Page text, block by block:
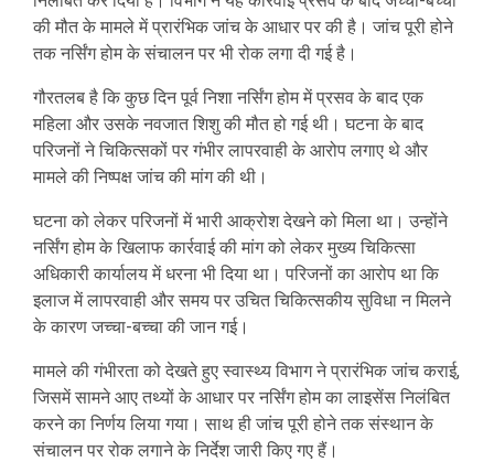
की मौत के मामले में प्रारंभिक जांच के आधार पर की है। जांच पूरी होने
तक नर्सिंग होम के संचालन पर भी रोक लगा दी गई है।
गौरतलब है कि कुछ दिन पूर्व निशा नर्सिंग होम में प्रसव के बाद एक
महिला और उसके नवजात शिशु की मौत हो गई थी। घटना के बाद
परिजनों ने चिकित्सकों पर गंभीर लापरवाही के आरोप लगाए थे और
मामले की निष्पक्ष जांच की मांग की थी।
घटना को लेकर परिजनों में भारी आक्रोश देखने को मिला था। उन्होंने
नर्सिंग होम के खिलाफ कार्रवाई की मांग को लेकर मुख्य चिकित्सा
अधिकारी कार्यालय में धरना भी दिया था। परिजनों का आरोप था कि
इलाज में लापरवाही और समय पर उचित चिकित्सकीय सुविधा न मिलने
के कारण जच्चा-बच्चा की जान गई।
मामले की गंभीरता को देखते हुए स्वास्थ्य विभाग ने प्रारंभिक जांच कराई,
जिसमें सामने आए तथ्यों के आधार पर नर्सिंग होम का लाइसेंस निलंबित
करने का निर्णय लिया गया। साथ ही जांच पूरी होने तक संस्थान के
संचालन पर रोक लगाने के निर्देश जारी किए गए हैं।